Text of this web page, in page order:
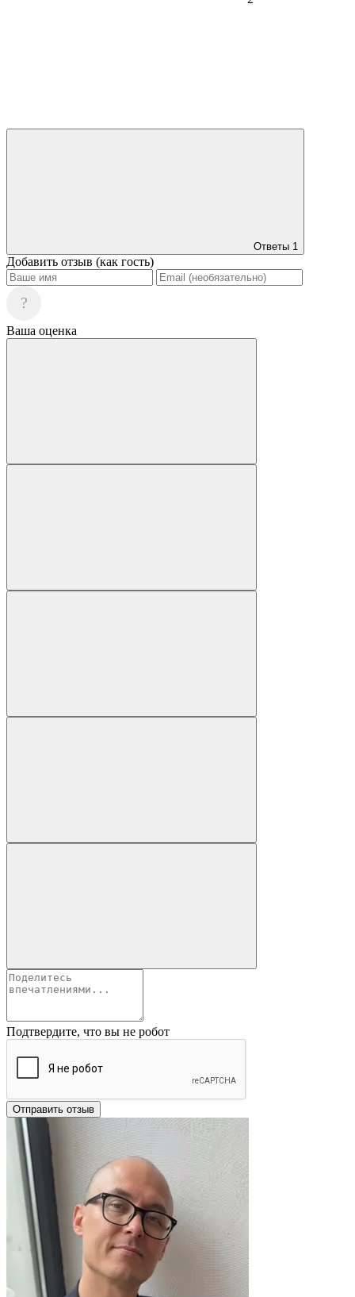
Ответы 1
Добавить отзыв (как гость)
?
Ваша оценка
Подтвердите, что вы не робот
Отправить отзыв